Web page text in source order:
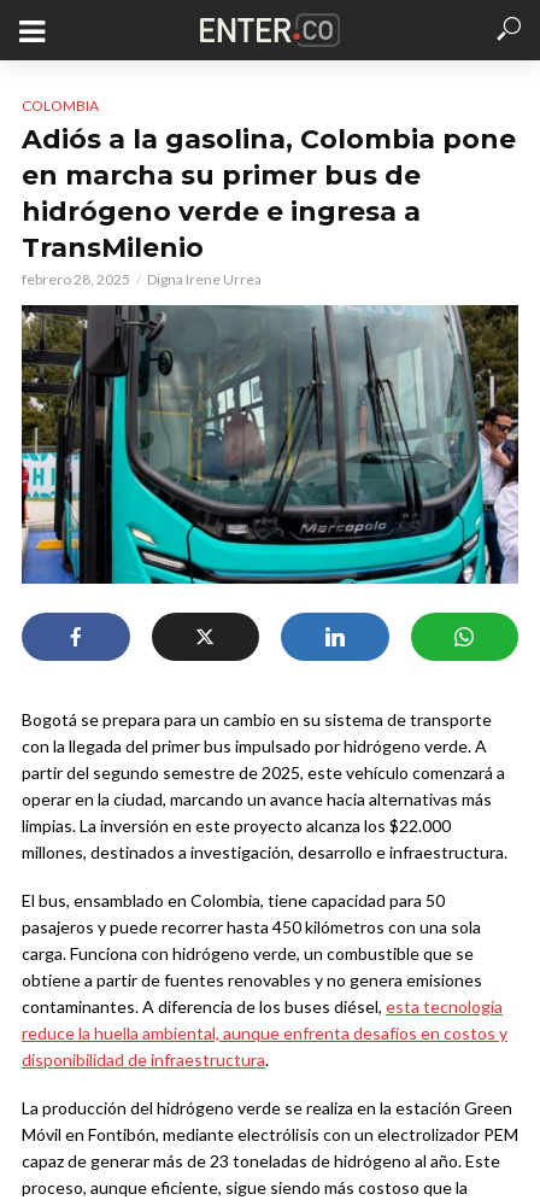
COLOMBIA
Adiós a la gasolina, Colombia pone
en marcha su primer bus de
hidrógeno verde e ingresa a
TransMilenio
febrero 28, 2025 Digna Irene Urrea
Bogotá se prepara para un cambio en su sistema de transporte
con la llegada del primer bus impulsado por hidrógeno verde. A
partir del segundo semestre de 2025, este vehículo comenzará a
operar en la ciudad, marcando un avance hacia alternativas más
limpias. La inversión en este proyecto alcanza los $22.000
millones, destinados a investigación, desarrollo e infraestructura.
El bus, ensamblado en Colombia, tiene capacidad para 50
pasajeros y puede recorrer hasta 450 kilómetros con una sola
carga. Funciona con hidrógeno verde, un combustible que se
obtiene a partir de fuentes renovables y no genera emisiones
contaminantes. A diferencia de los buses diésel, esta tecnología
reduce la huella ambiental, aunque enfrenta desafíos en costos y
disponibilidad de infraestructura.
La producción del hidrógeno verde se realiza en la estación Green
Móvil en Fontibón, mediante electrólisis con un electrolizador PEM
capaz de generar más de 23 toneladas de hidrógeno al año. Este
proceso, aunque eficiente, sigue siendo más costoso que la